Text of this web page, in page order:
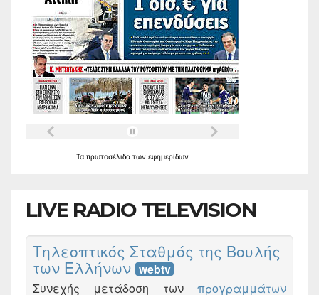
Τα πρωτοσέλιδα των εφημερίδων
LIVE RADIO TELEVISION